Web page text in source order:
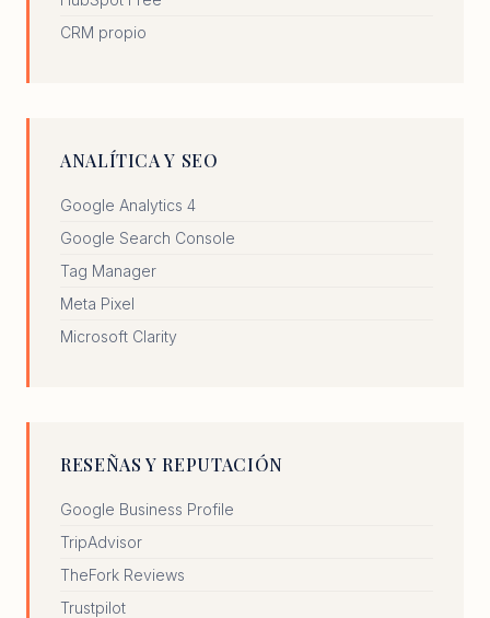
CRM propio
ANALÍTICA Y SEO
Google Analytics 4
Google Search Console
Tag Manager
Meta Pixel
Microsoft Clarity
RESEÑAS Y REPUTACIÓN
Google Business Profile
TripAdvisor
TheFork Reviews
Trustpilot